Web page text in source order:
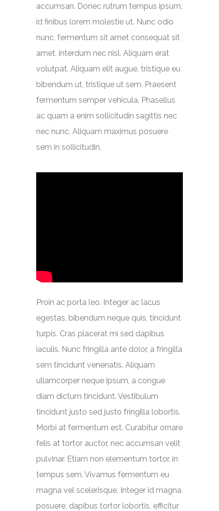
accumsan. Donec rutrum tempus ipsum,
id finibus lorem molestie ut. Nunc odio
nunc, fermentum sit amet consequat sit
amet, interdum nec nisl. Aliquam erat
volutpat. Aliquam elit augue, tristique eu
bibendum ut, tristique ut sem. Praesent
fermentum semper vehicula. Phasellus
ac quam a enim sollicitudin sagittis nec
nec nunc. Aliquam maximus posuere
sem in sollicitudin.
Proin ac porta leo. Integer ac lacus
egestas, bibendum neque quis, tincidunt
turpis. Cras placerat mi sed dapibus
iaculis. Nunc fringilla ante dolor, a fringilla
sem tincidunt venenatis. Aliquam
ullamcorper neque ipsum, a congue
diam dictum tincidunt. Vestibulum
tincidunt justo sed justo fringilla lobortis.
Morbi at fermentum est. Curabitur ornare
felis at tortor auctor, nec accumsan velit
pulvinar. Etiam non elementum tortor, in
tempus sem. Vivamus fermentum eu
magna vel scelerisque. Integer id magna
posuere, dapibus tortor lobortis, efficitur